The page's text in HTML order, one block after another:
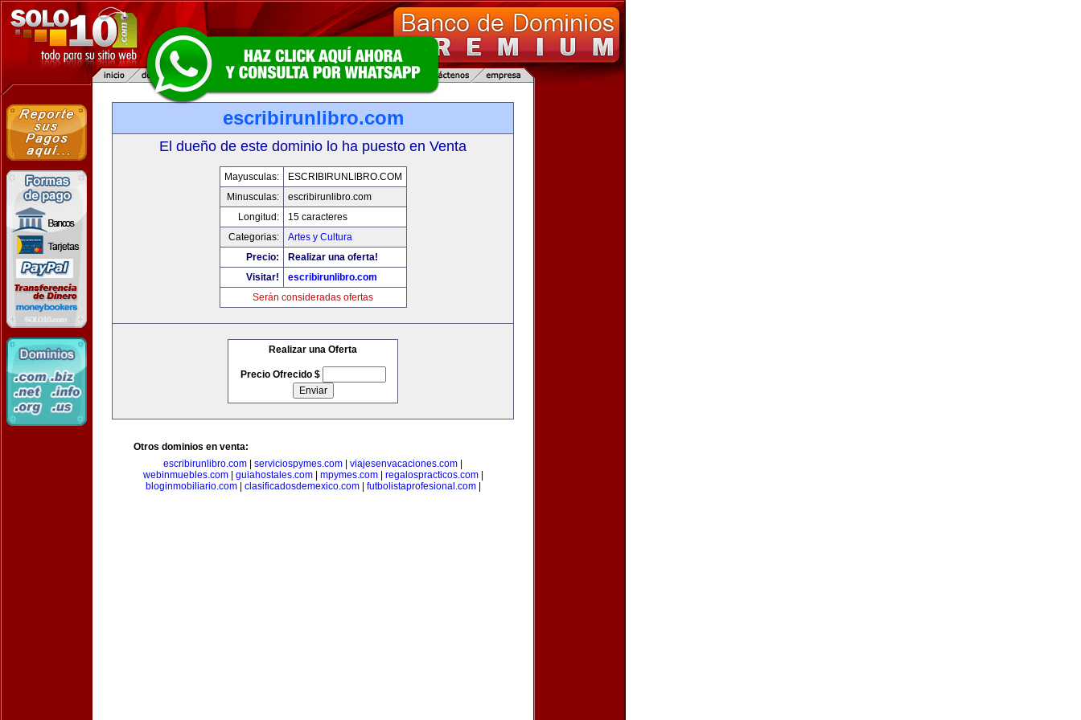
escribirunlibro.com
El dueño de este dominio lo ha puesto en Venta
Mayusculas:
ESCRIBIRUNLIBRO.COM
Minusculas:
escribirunlibro.com
Longitud:
15 caracteres
Categorias:
Artes y Cultura
Precio:
Realizar una oferta!
Visitar!
escribirunlibro.com
Serán consideradas ofertas
Realizar una Oferta
Precio Ofrecido $
Otros dominios en venta:
escribirunlibro.com
serviciospymes.com viajesenvacaciones.com
webinmuebles.com| guiahostales.com| mpymes.com| regalospracticos.com|
bloginmobiliario.com| clasificadosdemexico.com| futbolistaprofesional.com|